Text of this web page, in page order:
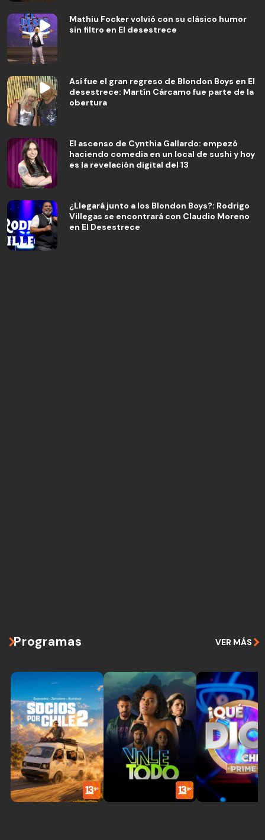
Mathiu Focker volvió con su clásico humor
sin filtro en El desestrece
Así fue el gran regreso de Blondon Boys en El
desestrece: Martín Cárcamo fue parte de la
obertura
El ascenso de Cynthia Gallardo: empezó
haciendo comedia en un local de sushi y hoy
es la revelación digital del 13
¿Llegará junto a los Blondon Boys?: Rodrigo
Villegas se encontrará con Claudio Moreno
en El Desestrece
Programas VER MÁS